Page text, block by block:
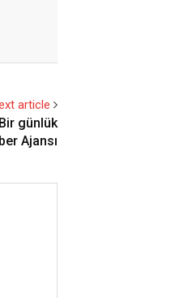
article
günlük
Ajansı